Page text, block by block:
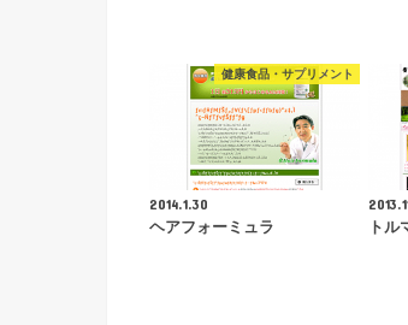
健康食品・サプリメント
2014.1.30
ヘアフォーミュラ
トル